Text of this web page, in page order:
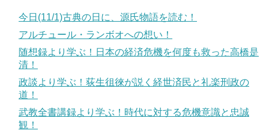
今日(11/1)古典の日に、源氏物語を読む！
アルチュール・ランボオへの想い！
随想録より学ぶ！日本の経済危機を何度も救った高橋是
清！
政談より学ぶ！荻生徂徠が説く経世済民と礼楽刑政の
道！
武教全書講録より学ぶ！時代に対する危機意識と忠誠
観！